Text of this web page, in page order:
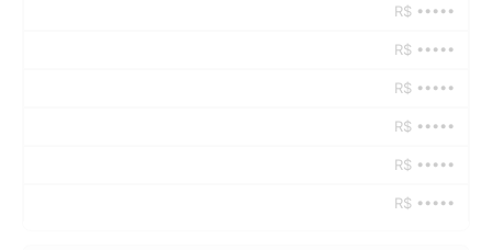
R$ •••••
R$ •••••
R$ •••••
R$ •••••
R$ •••••
R$ •••••